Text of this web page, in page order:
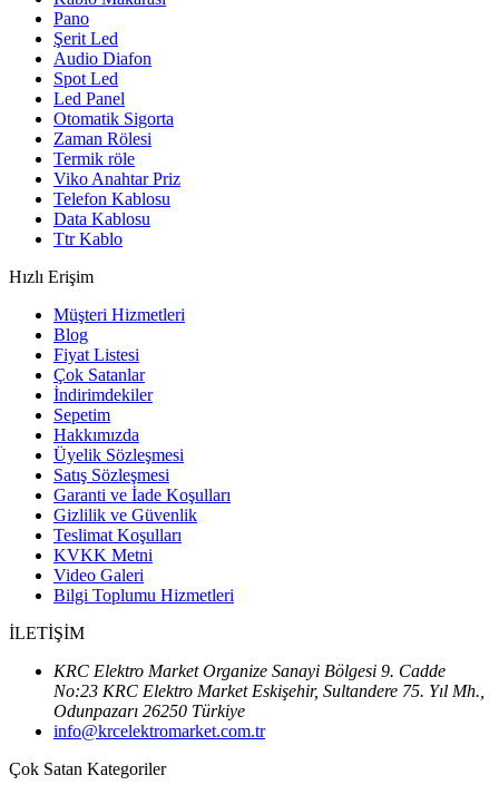
Pano
Şerit Led
Audio Diafon
Spot Led
Led Panel
Otomatik Sigorta
Zaman Rölesi
Termik röle
Viko Anahtar Priz
Telefon Kablosu
Data Kablosu
Ttr Kablo
Hızlı Erişim
Müşteri Hizmetleri
Blog
Fiyat Listesi
Çok Satanlar
İndirimdekiler
Sepetim
Hakkımızda
Üyelik Sözleşmesi
Satış Sözleşmesi
Garanti ve İade Koşulları
Gizlilik ve Güvenlik
Teslimat Koşulları
KVKK Metni
Video Galeri
Bilgi Toplumu Hizmetleri
İLETİŞİM
KRC Elektro Market Organize Sanayi Bölgesi 9. Cadde
No:23 KRC Elektro Market Eskişehir, Sultandere 75. Yıl Mh.,
Odunpazarı 26250 Türkiye
info@krcelektromarket.com.tr
Çok Satan Kategoriler